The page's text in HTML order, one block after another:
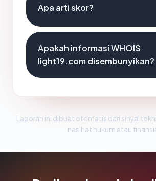
Apa arti skor?
Apakah informasi WHOIS
light19.com disembunyikan?
Laporan ini dibuat otomatis dari sinyal
nasihat hukum atau